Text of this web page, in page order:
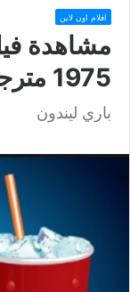
افلام اون لاين
1975 مترجم
باري ليندون